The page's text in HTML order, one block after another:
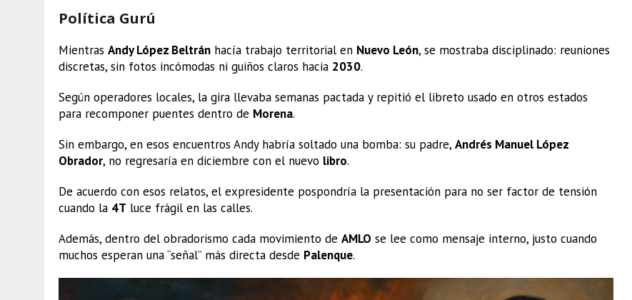
Política Gurú
Mientras Andy López Beltrán hacía trabajo territorial en Nuevo León, se mostraba disciplinado: reuniones
discretas, sin fotos incómodas ni guiños claros hacia 2030.
Según operadores locales, la gira llevaba semanas pactada y repitió el libreto usado en otros estados
para recomponer puentes dentro de Morena.
Sin embargo, en esos encuentros Andy habría soltado una bomba: su padre, Andrés Manuel López
Obrador, no regresaría en diciembre con el nuevo libro.
De acuerdo con esos relatos, el expresidente pospondría la presentación para no ser factor de tensión
cuando la 4T luce frágil en las calles.
Además, dentro del obradorismo cada movimiento de AMLO se lee como mensaje interno, justo cuando
muchos esperan una “señal” más directa desde Palenque.